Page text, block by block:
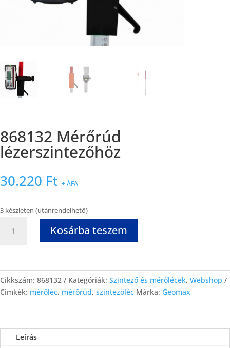
868132 Mérőrúd
lézerszintezőhöz
30.220 Ft + ÁFA
3 készleten (utánrendelhető)
Kosárba teszem
Cikkszám: 868132 Kategóriák: Szintező és mérőlécek, Webshop
Címkék: mérőléc, mérőrúd, szintezőléc Márka: Geomax
Leírás